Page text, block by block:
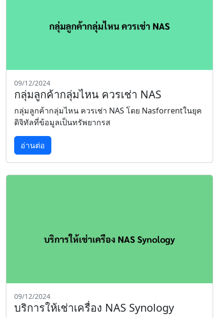
09/12/2024
กลุ่มลูกค้ากลุ่มไหน ควรเช่า NAS
กลุ่มลูกค้ากลุ่มไหน ควรเช่า NAS โดย Nasforrentในยุค
ดิจิทัลที่ข้อมูลเป็นทรัพยากรส
อ่านต่อ
09/12/2024
บริการให้เช่าเครื่อง NAS Synology